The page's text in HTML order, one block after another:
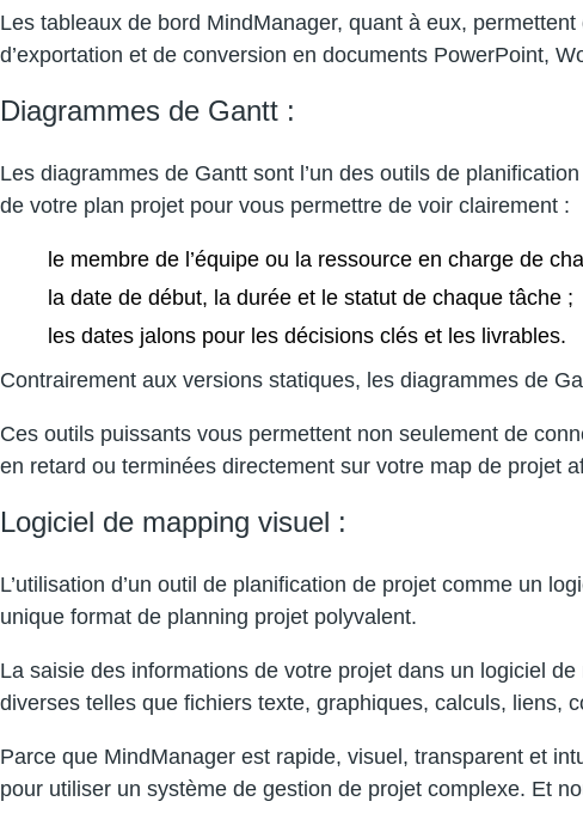
Les tableaux de bord MindManager, quant à eux,
d’exportation et de conversion en documents PowerPoint,
Diagrammes de Gantt :
Les diagrammes de Gantt sont l’un des outils de
de votre plan projet pour vous permettre de voir clairement :
le membre de l’équipe ou la ressource en charge de
la date de début, la durée et le statut de chaque tâche ;
les dates jalons pour les décisions clés et les livrables.
Contrairement aux versions statiques, les diagrammes de
Ces outils puissants vous permettent non seulement de
en retard ou terminées directement sur votre map de projet
Logiciel de mapping visuel :
L’utilisation d’un outil de planification de projet comme un
unique format de planning projet polyvalent.
La saisie des informations de votre projet dans un logiciel
diverses telles que fichiers texte, graphiques, calculs, liens,
Parce que MindManager est rapide, visuel, transparent et
pour utiliser un système de gestion de projet complexe. Et